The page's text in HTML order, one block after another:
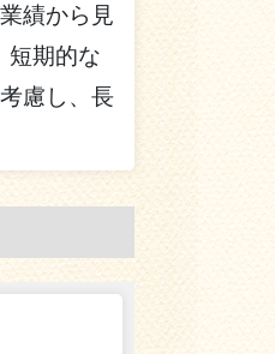
績から見
短期的な
慮し、長